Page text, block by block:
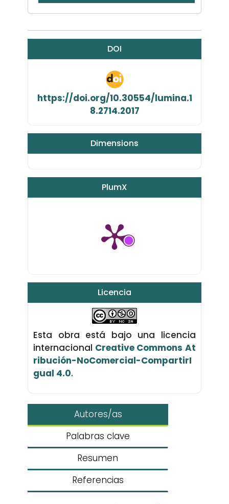
DOI
https://doi.org/10.30554/lumina.1
8.2714.2017
Dimensions
PlumX
Licencia
Esta obra está bajo una licencia
internacional Creative Commons At
ribución-NoComercial-CompartirI
gual 4.0.
Autores/as
Palabras clave
Resumen
Referencias